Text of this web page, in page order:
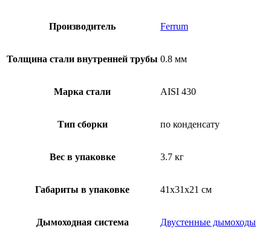
Производитель Ferrum
Толщина стали внутренней трубы 0.8 мм
Марка стали AISI 430
Тип сборки по конденсату
Вес в упаковке 3.7 кг
Габариты в упаковке 41x31x21 см
Дымоходная система Двустенные дымоходы